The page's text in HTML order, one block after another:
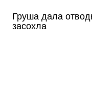
Груша дала
засохла